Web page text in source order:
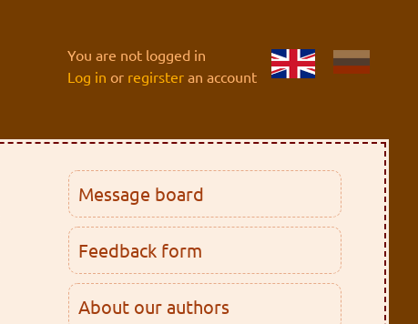
You are not logged in
Log in or regirsteran account
Message board
Feedback form
About our authors